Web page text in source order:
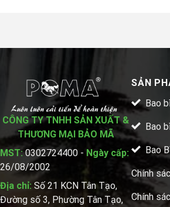
CÔNG TY TNHH SẢN XUẤT &
THƯƠNG MẠI BẢO MÃ
MST:0302724400 - Ngày cấp:
26/08/2002
Địa chỉ: Số 21 KCN Tân Tạo,
Đường số 3, Phường Tân Tạo,
SẢN
Bao
Bao
Bao
Chính
Chính